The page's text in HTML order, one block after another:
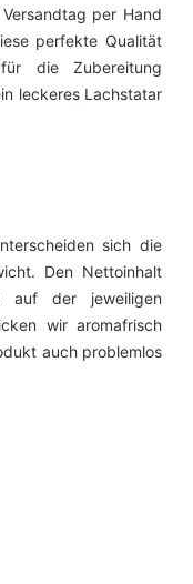
per Hand
perfekte Qualität
die Zubereitung
leckeres Lachstatar
sich die
Den Nettoinhalt
auf der jeweiligen
wir aromafrisch
auch problemlos